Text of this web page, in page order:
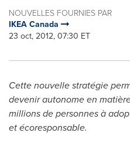
NOUVELLES FOURNIES PAR
IKEA Canada
23 oct, 2012, 07:30 ET
Cette nouvelle stratégie
devenir autonome en
millions de personnes à
et écoresponsable.